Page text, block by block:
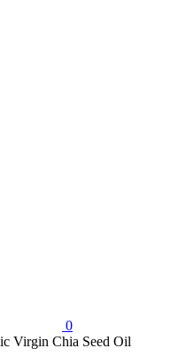
0
Virgin Chia Seed Oil